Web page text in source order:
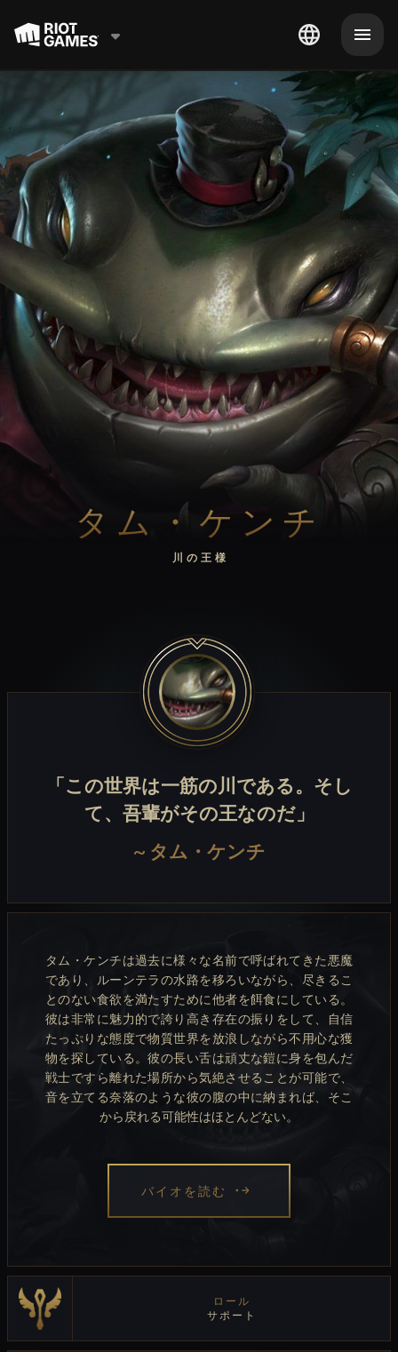
タム・ケンチ
川の王様
「この世界は一筋の川である。そし
て、吾輩がその王なのだ」
~ タム・ケンチ
タム・ケンチは過去に様々な名前で呼ばれてきた悪魔
であり、ルーンテラの水路を移ろいながら、尽きるこ
とのない食欲を満たすために他者を餌食にしている。
彼は非常に魅力的で誇り高き存在の振りをして、自信
たっぷりな態度で物質世界を放浪しながら不用心な獲
物を探している。彼の長い舌は頑丈な鎧に身を包んだ
戦士ですら離れた場所から気絶させることが可能で、
音を立てる奈落のような彼の腹の中に納まれば、そこ
から戻れる可能性はほとんどない。
バイオを読む
ロール
サポート